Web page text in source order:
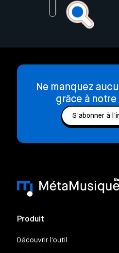
Ne manquez
grâce à
S’abonner à
Produit
Découvrir l'outil